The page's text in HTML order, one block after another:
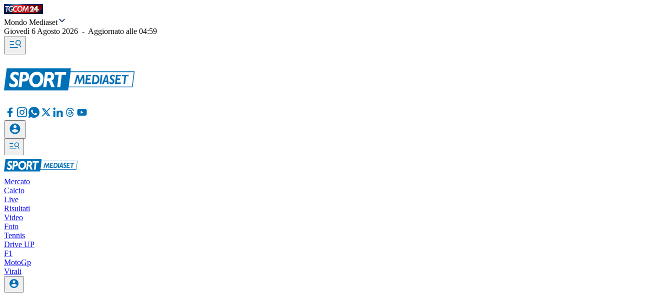
Mondo Mediaset
Giovedì 6 Agosto 2026 - Aggiornato alle 04:59
Mercato
Calcio
Live
Risultati
Video
Foto
Tennis
Drive UP
F1
MotoGp
Virali